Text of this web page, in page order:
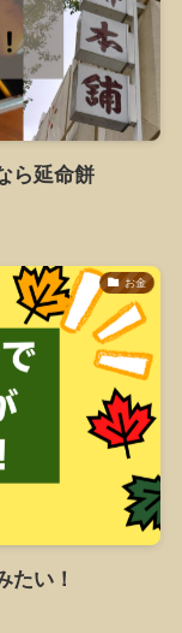
ら延命餅
お金
たい！